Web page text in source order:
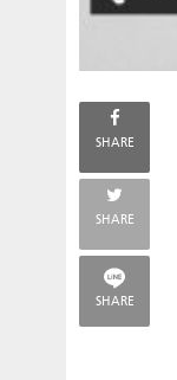
SHARE
SHARE
SHARE